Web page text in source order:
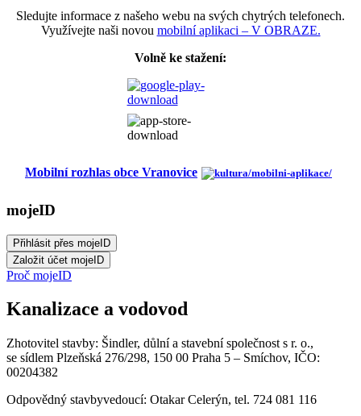
Sledujte informace z našeho webu na svých chytrých telefonech.
Využívejte naši novou mobilní aplikaci – V OBRAZE.
Volně ke stažení:
Mobilní rozhlas obce Vranovice
mojeID
Proč mojeID
Kanalizace a vodovod
Zhotovitel stavby: Šindler, důlní a stavební společnost s r. o.,
se sídlem Plzeňská 276/298, 150 00 Praha 5 – Smíchov, IČO:
00204382
Odpovědný stavbyvedoucí: Otakar Celerýn, tel. 724 081 116